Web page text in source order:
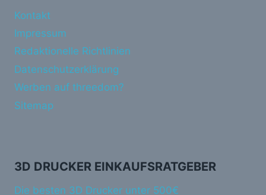
Kontakt
Impressum
Redaktionelle Richtlinien
Datenschutzerklärung
Werben auf threedom?
Sitemap
3D DRUCKER EINKAUFSRATGEBER
Die besten 3D Drucker unter 500€